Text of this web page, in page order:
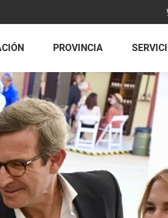
PROVINCIA